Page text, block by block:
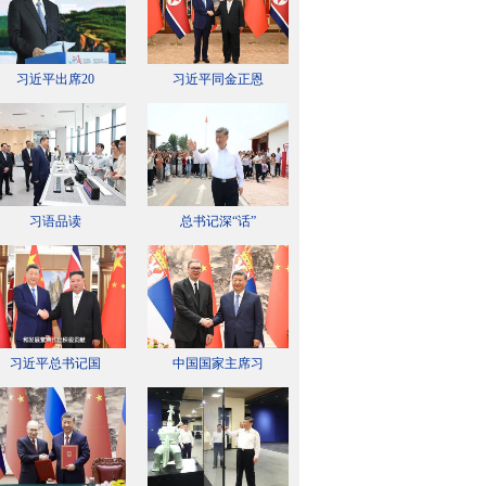
习近平出席20 习近平同金正恩
习语品读 总书记深“话”
习近平总书记国 中国国家主席习